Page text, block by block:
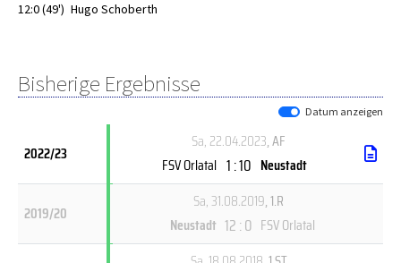
12:0 (49') Hugo Schoberth
Bisherige Ergebnisse
Datum anzeigen
2022/23
Sa, 22.04.2023, AF
FSV Orlatal 1 : 10 Neustadt
2019/20
Sa, 31.08.2019, 1.R
Neustadt 12 : 0 FSV Orlatal